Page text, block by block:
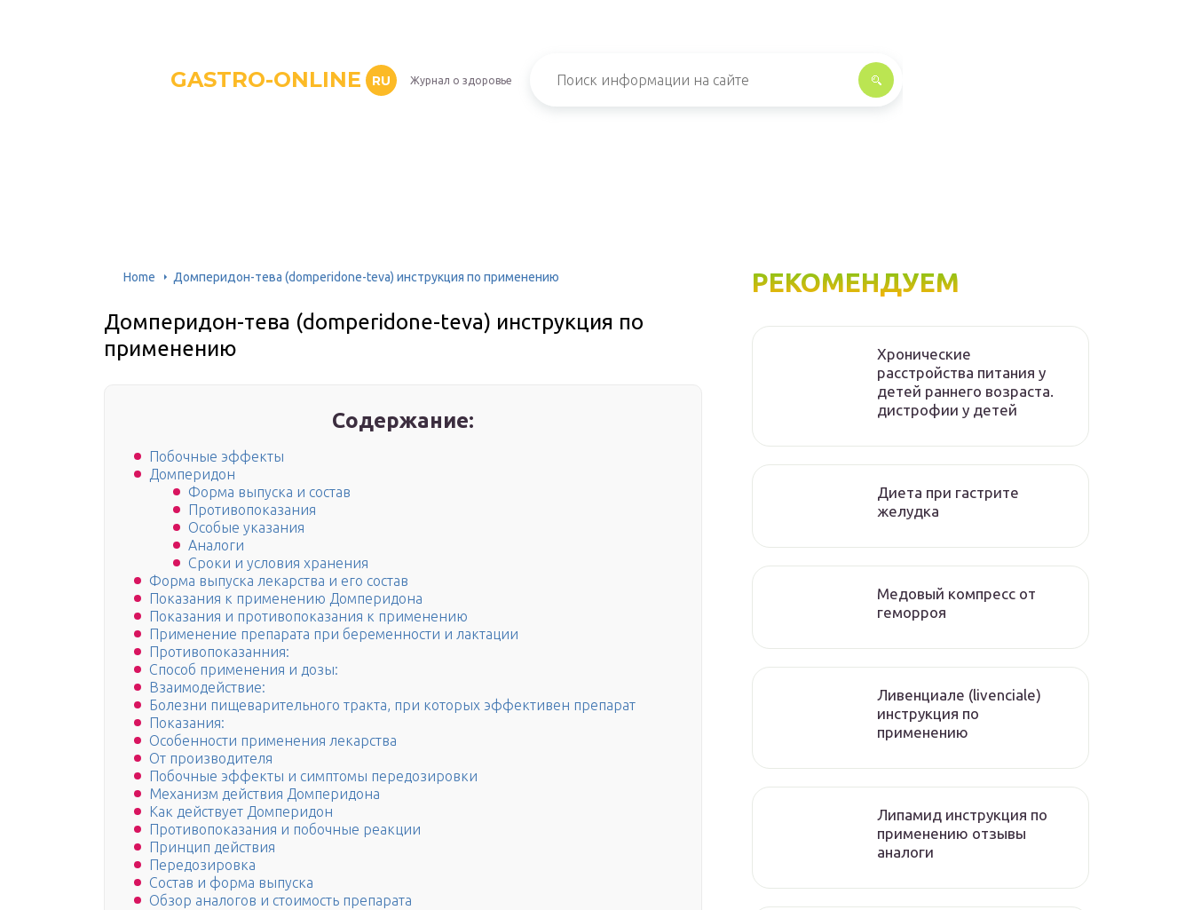
GASTRO-ONLINE RU Журнал о здоровье
Home Домперидон-тева (domperidone-teva) инструкция по применению
Домперидон-тева (domperidone-teva) инструкция по
применению
Содержание:
Побочные эффекты
Домперидон
Форма выпуска и состав
Противопоказания
Особые указания
Аналоги
Сроки и условия хранения
Форма выпуска лекарства и его состав
Показания к применению Домперидона
Показания и противопоказания к применению
Применение препарата при беременности и лактации
Противопоказанния:
Способ применения и дозы:
Взаимодействие:
Болезни пищеварительного тракта, при которых эффективен препарат
Показания:
Особенности применения лекарства
От производителя
Побочные эффекты и симптомы передозировки
Механизм действия Домперидона
Как действует Домперидон
Противопоказания и побочные реакции
Принцип действия
Передозировка
Состав и форма выпуска
Обзор аналогов и стоимость препарата
РЕКОМЕНДУЕМ
Хронические
расстройства питания у
детей раннего возраста.
дистрофии у детей
Диета при гастрите
желудка
Медовый компресс от
геморроя
Ливенциале (livenciale)
инструкция по
применению
Липамид инструкция по
применению отзывы
аналоги